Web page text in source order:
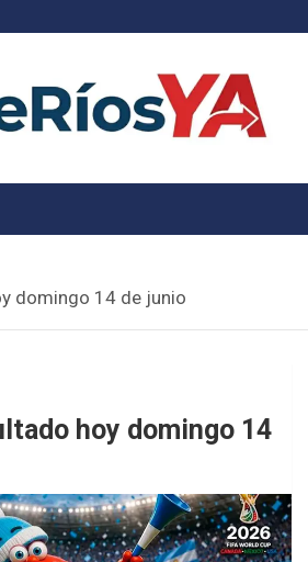
Ríos
ahora
domingo 14 de junio
hoy domingo 14